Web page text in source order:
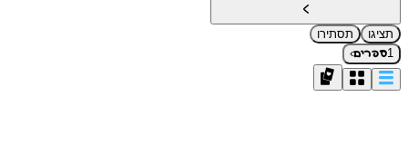
תציגו
תסתירו
1ספרים›